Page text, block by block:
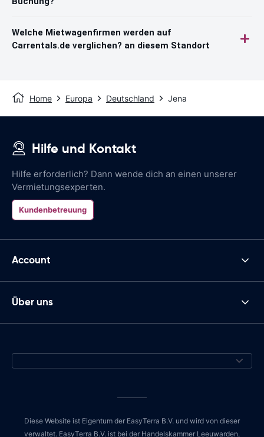
Welche Mietwagenfirmen werden auf
Carrentals.de verglichen? an diesem Standort
Home Europa Deutschland Jena
Hilfe und Kontakt
Hilfe erforderlich? Dann wende dich an einen unserer
Vermietungsexperten.
Kundenbetreuung
Account
Über uns
Diese Website ist Eigentum der EasyTerra B.V. und wird von dieser
verwaltet. EasyTerra B.V. ist bei der Handelskammer Leeuwarden,